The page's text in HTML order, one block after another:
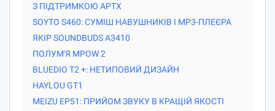
З ПІДТРИМКОЮ APTX
SOYTO S460: СУМІШ НАВУШНИКІВ І MP3-ПЛЕЄРА
ЯКІР SOUNDBUDS A3410
ПОЛУМ'Я MPOW 2
BLUEDIO T2 +: НЕТИПОВИЙ ДИЗАЙН
HAYLOU GT1
MEIZU EP51: ПРИЙОМ ЗВУКУ В КРАЩІЙ ЯКОСТІ